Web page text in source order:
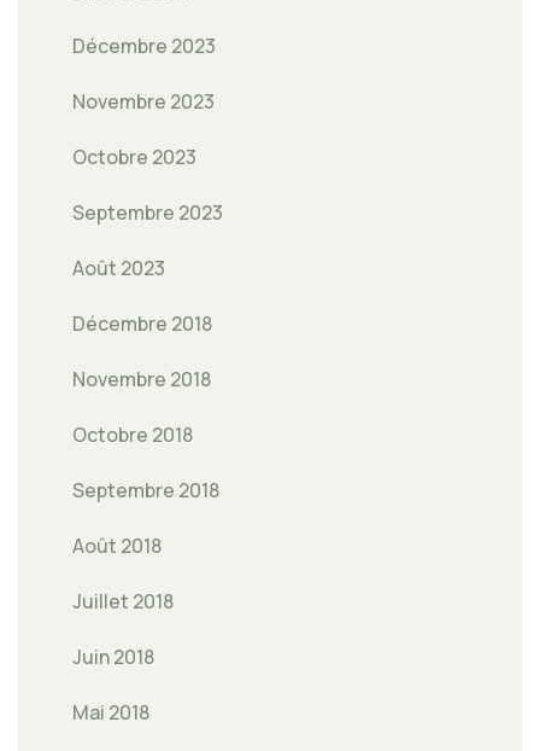
Décembre 2023
Novembre 2023
Octobre 2023
Septembre 2023
Août 2023
Décembre 2018
Novembre 2018
Octobre 2018
Septembre 2018
Août 2018
Juillet 2018
Juin 2018
Mai 2018